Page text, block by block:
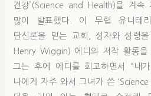
건강’(Science and Health)을 계속
많이 발표했다. 이 무렵 유니테리
단신론을 믿는 교회, 성자와 성령
Henry Wiggin) 에디의 저작 활동
그는 후에 에디를 회고하면서 “내
나에게 자주 와서 그녀가 쓴